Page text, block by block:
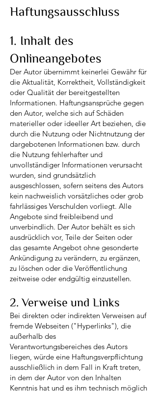
Haftungsausschluss
1. Inhalt des
Onlineangebotes
Der Autor übernimmt keinerlei Gewähr für
die Aktualität, Korrektheit, Vollständigkeit
oder Qualität der bereitgestellten
Informationen. Haftungsansprüche gegen
den Autor, welche sich auf Schäden
materieller oder ideeller Art beziehen, die
durch die Nutzung oder Nichtnutzung der
dargebotenen Informationen bzw. durch
die Nutzung fehlerhafter und
unvollständiger Informationen verursacht
wurden, sind grundsätzlich
ausgeschlossen, sofern seitens des Autors
kein nachweislich vorsätzliches oder grob
fahrlässiges Verschulden vorliegt. Alle
Angebote sind freibleibend und
unverbindlich. Der Autor behält es sich
ausdrücklich vor, Teile der Seiten oder
das gesamte Angebot ohne gesonderte
Ankündigung zu verändern, zu ergänzen,
zu löschen oder die Veröffentlichung
zeitweise oder endgültig einzustellen.
2. Verweise und Links
Bei direkten oder indirekten Verweisen auf
fremde Webseiten ("Hyperlinks"), die
außerhalb des
Verantwortungsbereiches des Autors
liegen, würde eine Haftungsverpflichtung
ausschließlich in dem Fall in Kraft treten,
in dem der Autor von den Inhalten
Kenntnis hat und es ihm technisch möglich